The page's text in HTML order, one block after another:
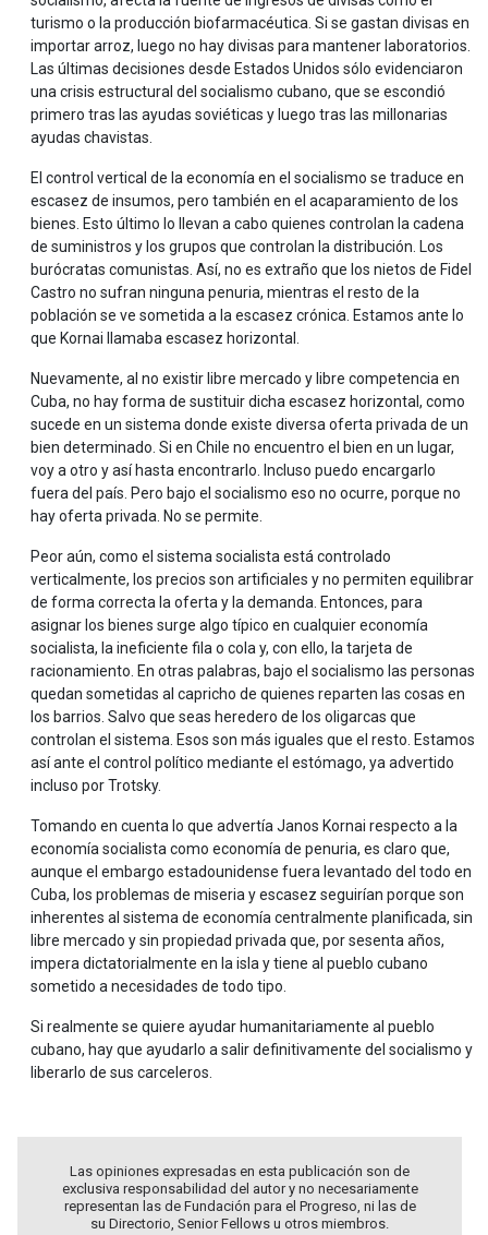
turismo o la producción biofarmacéutica. Si se gastan divisas en
importar arroz, luego no hay divisas para mantener laboratorios.
Las últimas decisiones desde Estados Unidos sólo evidenciaron
una crisis estructural del socialismo cubano, que se escondió
primero tras las ayudas soviéticas y luego tras las millonarias
ayudas chavistas.
El control vertical de la economía en el socialismo se traduce en
escasez de insumos, pero también en el acaparamiento de los
bienes. Esto último lo llevan a cabo quienes controlan la cadena
de suministros y los grupos que controlan la distribución. Los
burócratas comunistas. Así, no es extraño que los nietos de Fidel
Castro no sufran ninguna penuria, mientras el resto de la
población se ve sometida a la escasez crónica. Estamos ante lo
que Kornai llamaba escasez horizontal.
Nuevamente, al no existir libre mercado y libre competencia en
Cuba, no hay forma de sustituir dicha escasez horizontal, como
sucede en un sistema donde existe diversa oferta privada de un
bien determinado. Si en Chile no encuentro el bien en un lugar,
voy a otro y así hasta encontrarlo. Incluso puedo encargarlo
fuera del país. Pero bajo el socialismo eso no ocurre, porque no
hay oferta privada. No se permite.
Peor aún, como el sistema socialista está controlado
verticalmente, los precios son artificiales y no permiten equilibrar
de forma correcta la oferta y la demanda. Entonces, para
asignar los bienes surge algo típico en cualquier economía
socialista, la ineficiente fila o cola y, con ello, la tarjeta de
racionamiento. En otras palabras, bajo el socialismo las personas
quedan sometidas al capricho de quienes reparten las cosas en
los barrios. Salvo que seas heredero de los oligarcas que
controlan el sistema. Esos son más iguales que el resto. Estamos
así ante el control político mediante el estómago, ya advertido
incluso por Trotsky.
Tomando en cuenta lo que advertía Janos Kornai respecto a la
economía socialista como economía de penuria, es claro que,
aunque el embargo estadounidense fuera levantado del todo en
Cuba, los problemas de miseria y escasez seguirían porque son
inherentes al sistema de economía centralmente planificada, sin
libre mercado y sin propiedad privada que, por sesenta años,
impera dictatorialmente en la isla y tiene al pueblo cubano
sometido a necesidades de todo tipo.
Si realmente se quiere ayudar humanitariamente al pueblo
cubano, hay que ayudarlo a salir definitivamente del socialismo y
liberarlo de sus carceleros.
Las opiniones expresadas en esta publicación son de
exclusiva responsabilidad del autor y no necesariamente
representan las de Fundación para el Progreso, ni las de
su Directorio, Senior Fellows u otros miembros.